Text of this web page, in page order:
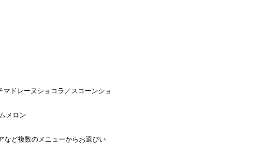
ドレーヌショコラ／スコーンショ
メロン
など複数のメニューからお選びい